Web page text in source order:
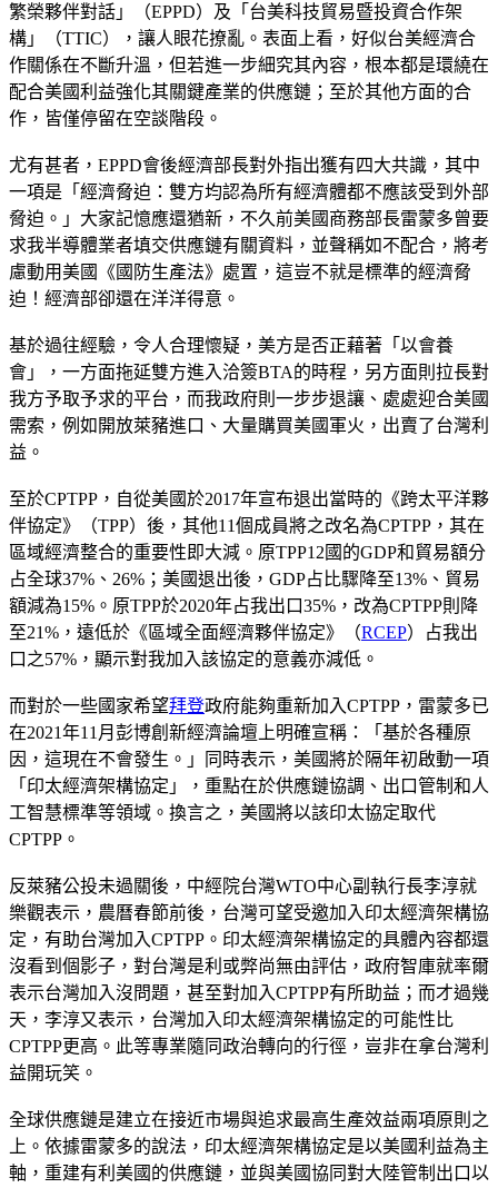
繁榮夥伴對話」（EPPD）及「台美科技貿易暨投資合作架
構」（TTIC），讓人眼花撩亂。表面上看，好似台美經濟合
作關係在不斷升溫，但若進一步細究其內容，根本都是環繞在
配合美國利益強化其關鍵產業的供應鏈；至於其他方面的合
作，皆僅停留在空談階段。
尤有甚者，EPPD會後經濟部長對外指出獲有四大共識，其中
一項是「經濟脅迫：雙方均認為所有經濟體都不應該受到外部
脅迫。」大家記憶應還猶新，不久前美國商務部長雷蒙多曾要
求我半導體業者填交供應鏈有關資料，並聲稱如不配合，將考
慮動用美國《國防生產法》處置，這豈不就是標準的經濟脅
迫！經濟部卻還在洋洋得意。
基於過往經驗，令人合理懷疑，美方是否正藉著「以會養
會」，一方面拖延雙方進入洽簽BTA的時程，另方面則拉長對
我方予取予求的平台，而我政府則一步步退讓、處處迎合美國
需索，例如開放萊豬進口、大量購買美國軍火，出賣了台灣利
益。
至於CPTPP，自從美國於2017年宣布退出當時的《跨太平洋夥
伴協定》（TPP）後，其他11個成員將之改名為CPTPP，其在
區域經濟整合的重要性即大減。原TPP12國的GDP和貿易額分
占全球37%、26%；美國退出後，GDP占比驟降至13%、貿易
額減為15%。原TPP於2020年占我出口35%，改為CPTPP則降
至21%，遠低於《區域全面經濟夥伴協定》（RCEP）占我出
口之57%，顯示對我加入該協定的意義亦減低。
而對於一些國家希望拜登政府能夠重新加入CPTPP，雷蒙多已
在2021年11月彭博創新經濟論壇上明確宣稱：「基於各種原
因，這現在不會發生。」同時表示，美國將於隔年初啟動一項
「印太經濟架構協定」，重點在於供應鏈協調、出口管制和人
工智慧標準等領域。換言之，美國將以該印太協定取代
CPTPP。
反萊豬公投未過關後，中經院台灣WTO中心副執行長李淳就
樂觀表示，農曆春節前後，台灣可望受邀加入印太經濟架構協
定，有助台灣加入CPTPP。印太經濟架構協定的具體內容都還
沒看到個影子，對台灣是利或弊尚無由評估，政府智庫就率爾
表示台灣加入沒問題，甚至對加入CPTPP有所助益；而才過幾
天，李淳又表示，台灣加入印太經濟架構協定的可能性比
CPTPP更高。此等專業隨同政治轉向的行徑，豈非在拿台灣利
益開玩笑。
全球供應鏈是建立在接近市場與追求最高生產效益兩項原則之
上。依據雷蒙多的說法，印太經濟架構協定是以美國利益為主
軸，重建有利美國的供應鏈，並與美國協同對大陸管制出口以